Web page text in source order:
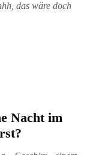
das wäre doch
Nacht im